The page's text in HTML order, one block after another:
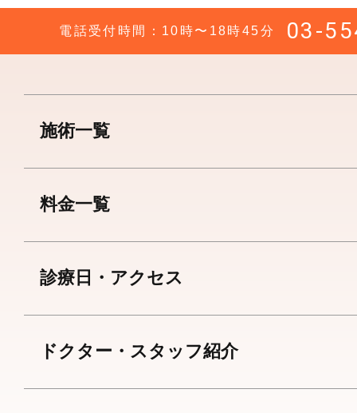
電話受付時間：10時〜18時45分 03-
施術一覧
料金一覧
診療日・アクセス
ドクター・スタッフ紹介